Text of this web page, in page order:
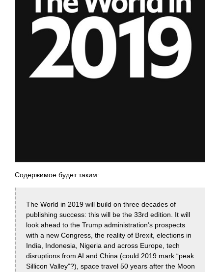
Содержимое будет таким:
The World in 2019 will build on three decades of
publishing success: this will be the 33rd edition. It will
look ahead to the Trump administration’s prospects
with a new Congress, the reality of Brexit, elections in
India, Indonesia, Nigeria and across Europe, tech
disruptions from AI and China (could 2019 mark “peak
Sillicon Valley”?), space travel 50 years after the Moon